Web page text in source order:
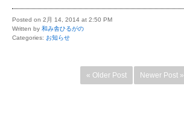
Posted on 2月 14, 2014 at 2:50 PM
Written by 和み舎ひるがの
Categories: お知らせ
« Older Post Newer Post »